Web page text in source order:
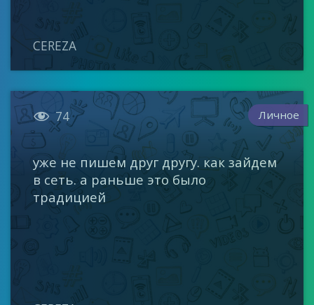
CEREZA
 74 Личное
уже не пишем друг другу. как зайдем
в сеть. а раньше это было
традицией